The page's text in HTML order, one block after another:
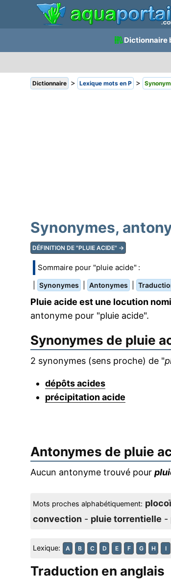
Dictionnaire
Dictionnaire > Lexique mots en P >
Synonymes,
DÉFINITION DE "PLUIE ACIDE" →
Sommaire pour "pluie acide" :
Synonymes Antonymes
Pluie acide est une locution
antonyme pour "pluie acide".
Synonymes de pluie
2 synonymes (sens proche) de "
dépôts acides
précipitation acide
Antonymes de pluie
Aucun antonyme trouvé pour
Mots proches alphabétiquement:
convection - pluie torrentielle -
Lexique: A B C D E F G H I
Traduction en anglais